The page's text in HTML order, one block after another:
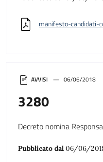
AVVISI 06/06/2018
3280
Decreto nomina
Pubblicato dal 06/06/
manifesto-candidati-